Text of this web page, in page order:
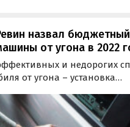
назвал
от угона в 2022
и недорогих
от угона – установка
Об этом рассказал
Ревин.